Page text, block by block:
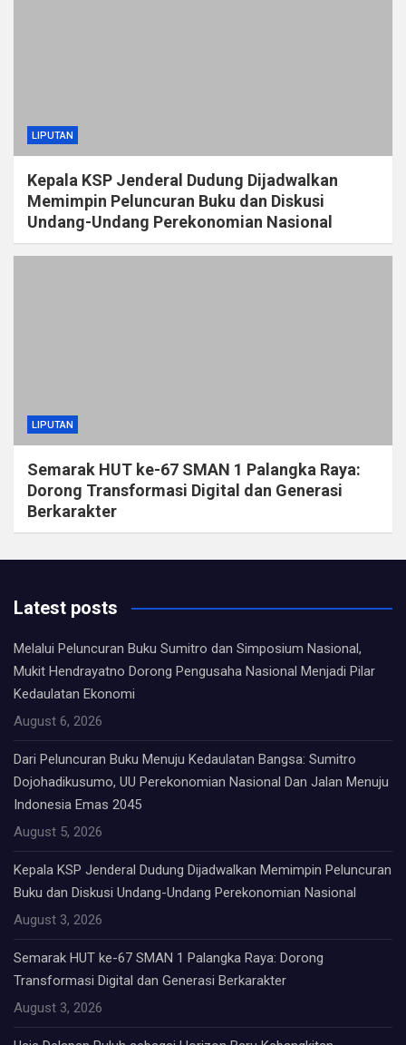
LIPUTAN
Kepala KSP Jenderal Dudung Dijadwalkan
Memimpin Peluncuran Buku dan Diskusi
Undang-Undang Perekonomian Nasional
LIPUTAN
Semarak HUT ke-67 SMAN 1 Palangka Raya:
Dorong Transformasi Digital dan Generasi
Berkarakter
Latest posts
Melalui Peluncuran Buku Sumitro dan Simposium Nasional,
Mukit Hendrayatno Dorong Pengusaha Nasional Menjadi Pilar
Kedaulatan Ekonomi
August 6, 2026
Dari Peluncuran Buku Menuju Kedaulatan Bangsa: Sumitro
Dojohadikusumo, UU Perekonomian Nasional Dan Jalan Menuju
Indonesia Emas 2045
August 5, 2026
Kepala KSP Jenderal Dudung Dijadwalkan Memimpin Peluncuran
Buku dan Diskusi Undang-Undang Perekonomian Nasional
August 3, 2026
Semarak HUT ke-67 SMAN 1 Palangka Raya: Dorong
Transformasi Digital dan Generasi Berkarakter
August 3, 2026